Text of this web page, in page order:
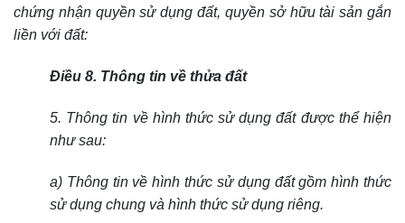
chứng nhận quyền sử dụng đất, quyền sở hữu tài sản gắn
liền với đất:
Điều 8. Thông tin về thửa đất
5. Thông tin về hình thức sử dụng đất được thể hiện
như sau:
a) Thông tin về hình thức sử dụng đất gồm hình thức
sử dụng chung và hình thức sử dụng riêng.